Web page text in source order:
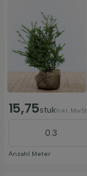
15,75stukInkl.
Anzahl Meter